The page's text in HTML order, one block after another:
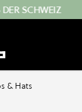
SCHWEIZ
& Hats